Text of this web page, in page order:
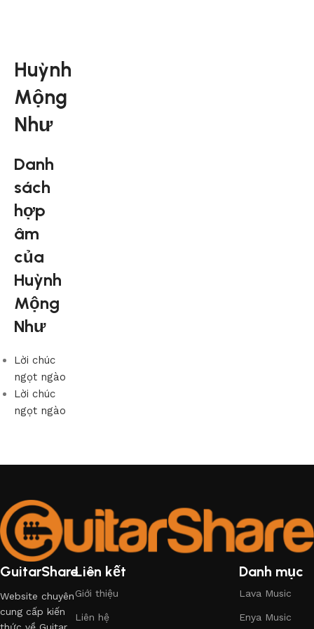
Huỳnh
Mộng
Như
Danh
sách
hợp
âm
của
Huỳnh
Mộng
Như
Lời chúc
ngọt ngào
Lời chúc
ngọt ngào
GuitarShare
Website chuyên
cung cấp kiến
Liên kết
Giới thiệu
Liên hệ
Danh mục
Lava Music
Enya Music